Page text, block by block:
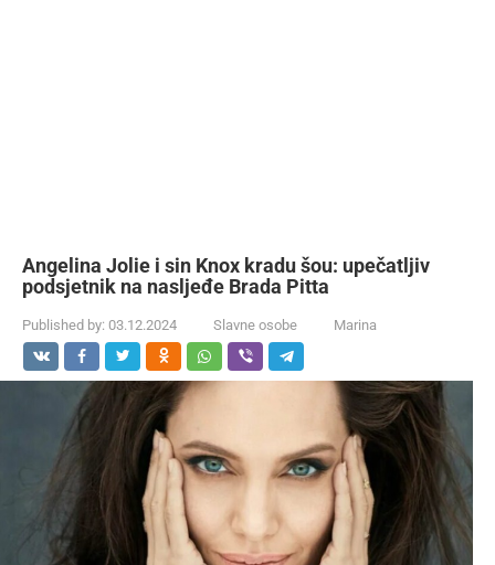
Angelina Jolie i sin Knox kradu šou: upečatljiv
podsjetnik na nasljeđe Brada Pitta
Published by: 03.12.2024 Slavne osobe Marina